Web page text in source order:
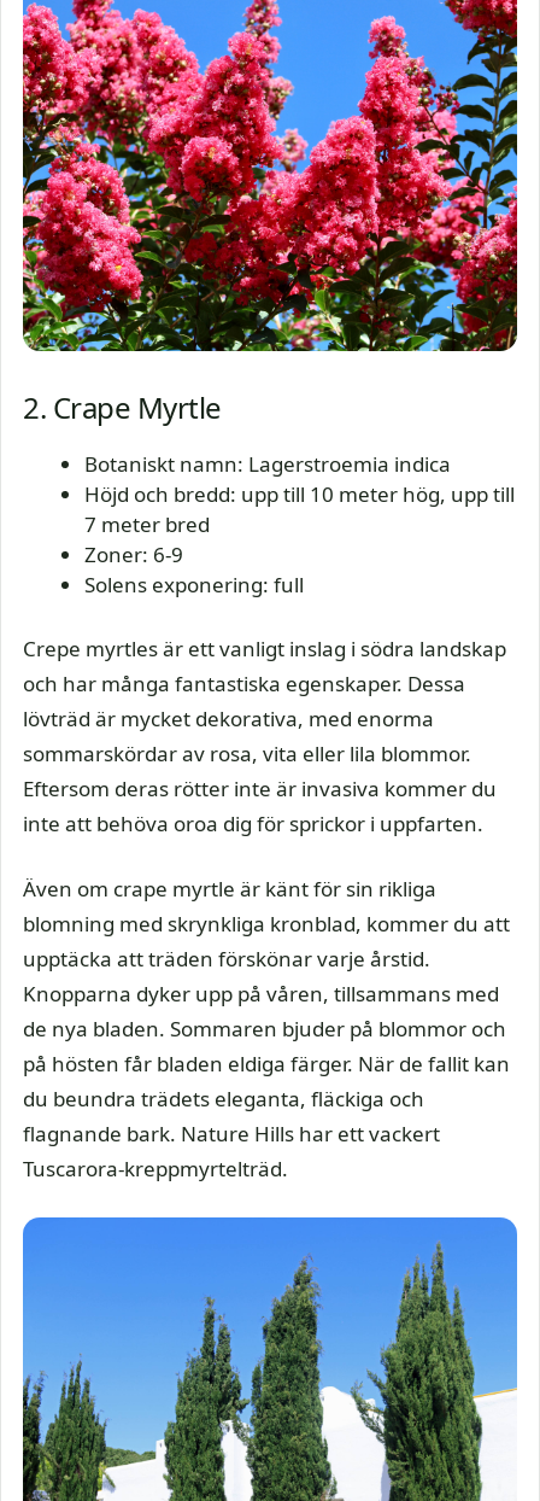
2. Crape Myrtle
Botaniskt namn: Lagerstroemia indica
Höjd och bredd: upp till 10 meter hög, upp till
7 meter bred
Zoner: 6-9
Solens exponering: full
Crepe myrtles är ett vanligt inslag i södra landskap
och har många fantastiska egenskaper. Dessa
lövträd är mycket dekorativa, med enorma
sommarskördar av rosa, vita eller lila blommor.
Eftersom deras rötter inte är invasiva kommer du
inte att behöva oroa dig för sprickor i uppfarten.
Även om crape myrtle är känt för sin rikliga
blomning med skrynkliga kronblad, kommer du att
upptäcka att träden förskönar varje årstid.
Knopparna dyker upp på våren, tillsammans med
de nya bladen. Sommaren bjuder på blommor och
på hösten får bladen eldiga färger. När de fallit kan
du beundra trädets eleganta, fläckiga och
flagnande bark. Nature Hills har ett vackert
Tuscarora-kreppmyrtelträd.